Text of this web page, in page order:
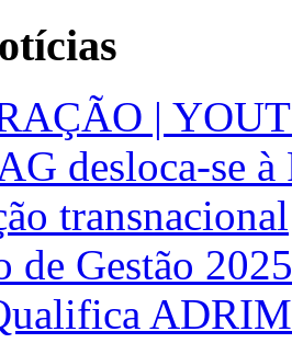
|
desloca-se
transnacional
de Gestão 2025